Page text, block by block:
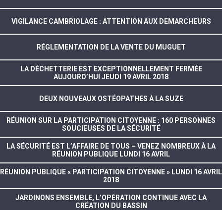
VIGILANCE CAMBRIOLAGE : ATTENTION AUX DEMARCHEURS
RÉGLEMENTATION DE LA VENTE DU MUGUET
LA DÉCHETTERIE EST EXCEPTIONNELLEMENT FERMÉE
AUJOURD’HUI JEUDI 19 AVRIL 2018
DEUX NOUVEAUX OSTÉOPATHES À LA SUZE
RÉUNION SUR LA PARTICIPATION CITOYENNE : 160 PERSONNES
SOUCIEUSES DE LA SÉCURITÉ
LA SÉCURITÉ EST L’AFFAIRE DE TOUS – VENEZ NOMBREUX À LA
RÉUNION PUBLIQUE LUNDI 16 AVRIL
RÉUNION PUBLIQUE « PARTICIPATION CITOYENNE » LUNDI 16 AVRIL
2018
JARDINONS ENSEMBLE, L’OPÉRATION CONTINUE AVEC LA
CRÉATION DU BASSIN